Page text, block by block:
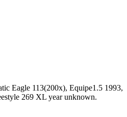
Eagle 113(200x), Equipe1.5 1993,
269 XL year unknown.